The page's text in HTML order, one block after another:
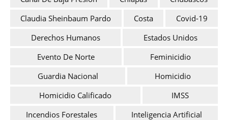
Claudia Sheinbaum Pardo
Costa
Covid-19
Derechos Humanos
Estados Unidos
Evento De Norte
Feminicidio
Guardia Nacional
Homicidio
Homicidio Calificado
IMSS
Incendios Forestales
Inteligencia Artificial